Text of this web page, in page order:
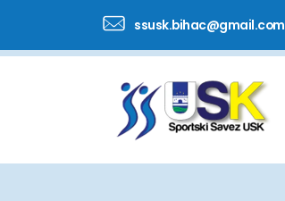
ssusk.bihac@gmail.com